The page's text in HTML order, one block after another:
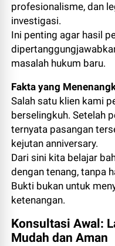
profesionalisme, dan
investigasi.
Ini penting agar hasil
masalah hukum baru.
Fakta yang
Salah satu klien kami
berselingkuh. Setelah
ternyata pasangan
kejutan anniversary.
Dari sini kita belajar
dengan tenang, tanpa
Bukti bukan untuk
ketenangan.
Konsultasi Awal:
Mudah dan Aman